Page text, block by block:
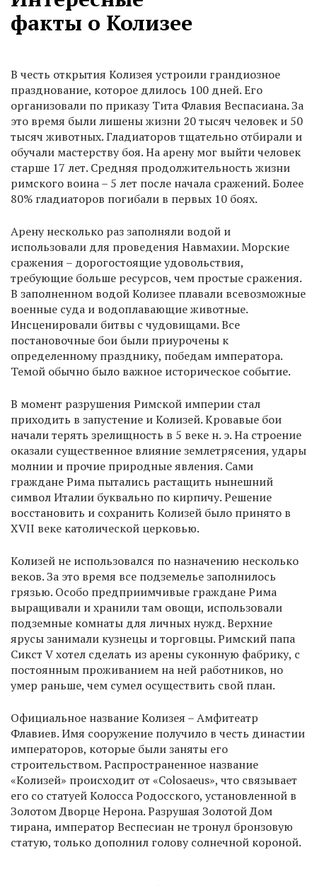
факты о Колизее
В честь открытия Колизея устроили грандиозное
празднование, которое длилось 100 дней. Его
организовали по приказу Тита Флавия Веспасиана. За
это время были лишены жизни 20 тысяч человек и 50
тысяч животных. Гладиаторов тщательно отбирали и
обучали мастерству боя. На арену мог выйти человек
старше 17 лет. Средняя продолжительность жизни
римского воина – 5 лет после начала сражений. Более
80% гладиаторов погибали в первых 10 боях.
Арену несколько раз заполняли водой и
использовали для проведения Навмахии. Морские
сражения – дорогостоящие удовольствия,
требующие больше ресурсов, чем простые сражения.
В заполненном водой Колизее плавали всевозможные
военные суда и водоплавающие животные.
Инсценировали битвы с чудовищами. Все
постановочные бои были приурочены к
определенному празднику, победам императора.
Темой обычно было важное историческое событие.
В момент разрушения Римской империи стал
приходить в запустение и Колизей. Кровавые бои
начали терять зрелищность в 5 веке н. э. На строение
оказали существенное влияние землетрясения, удары
молнии и прочие природные явления. Сами
граждане Рима пытались растащить нынешний
символ Италии буквально по кирпичу. Решение
восстановить и сохранить Колизей было принято в
XVII веке католической церковью.
Колизей не использовался по назначению несколько
веков. За это время все подземелье заполнилось
грязью. Особо предприимчивые граждане Рима
выращивали и хранили там овощи, использовали
подземные комнаты для личных нужд. Верхние
ярусы занимали кузнецы и торговцы. Римский папа
Сикст V хотел сделать из арены суконную фабрику, с
постоянным проживанием на ней работников, но
умер раньше, чем сумел осуществить свой план.
Официальное название Колизея – Амфитеатр
Флавиев. Имя сооружение получило в честь династии
императоров, которые были заняты его
строительством. Распространенное название
«Колизей» происходит от «Colosaeus», что связывает
его со статуей Колосса Родосского, установленной в
Золотом Дворце Нерона. Разрушая Золотой Дом
тирана, император Веспесиан не тронул бронзовую
статую, только дополнил голову солнечной короной.